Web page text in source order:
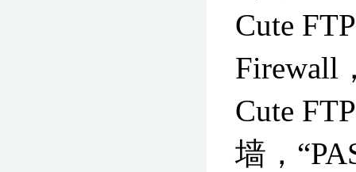
Cute
Firewall
Cute
墙，